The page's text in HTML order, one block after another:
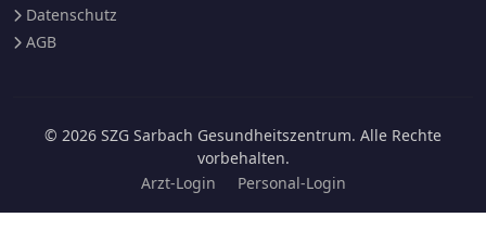
Datenschutz
AGB
© 2026 SZG Sarbach Gesundheitszentrum. Alle Rechte
vorbehalten.
Arzt-Login
Personal-Login